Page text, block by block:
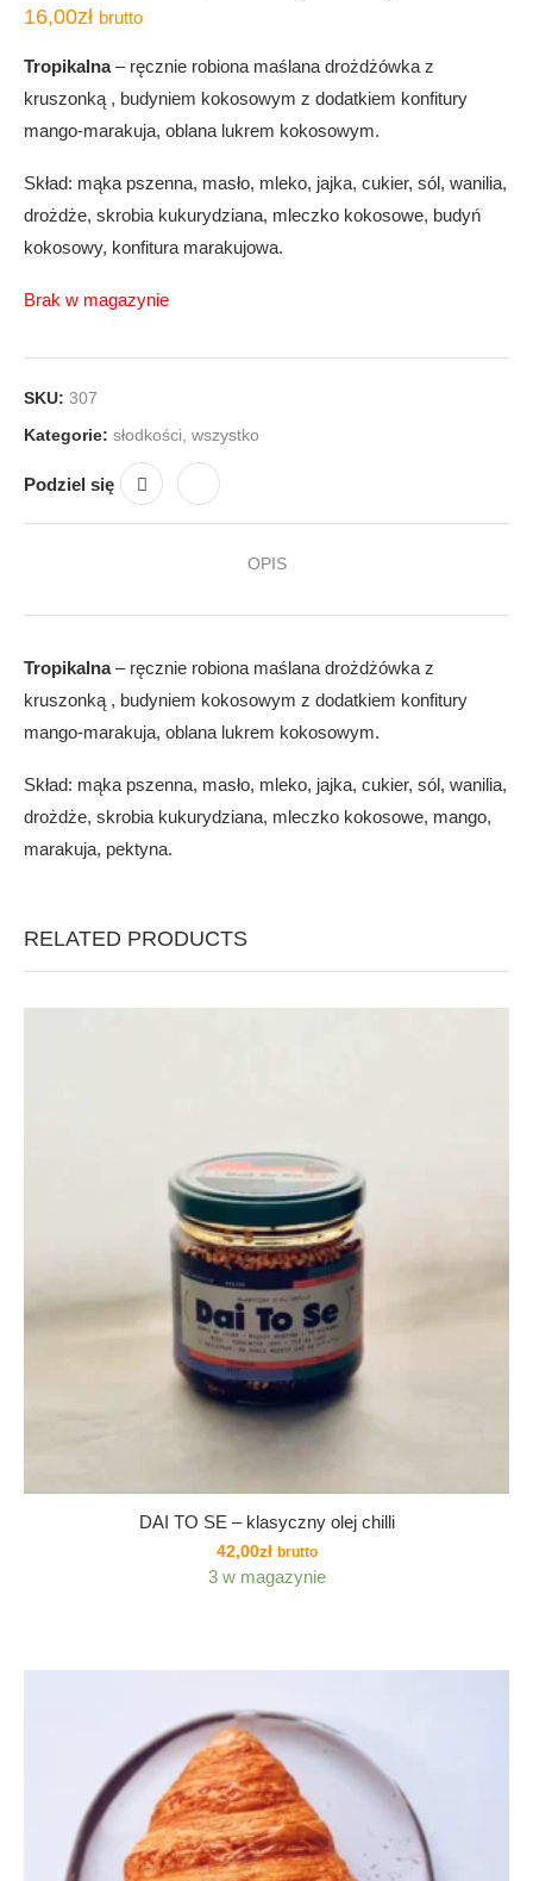
16,00zł brutto
Tropikalna– ręcznie robiona maślana drożdżówka z
kruszonką , budyniem kokosowym z dodatkiem konfitury
mango-marakuja, oblana lukrem kokosowym.
Skład: mąka pszenna, masło, mleko, jajka, cukier, sól, wanilia,
drożdże, skrobia kukurydziana, mleczko kokosowe, budyń
kokosowy, konfitura marakujowa.
Brak w magazynie
SKU: 307
Kategorie: słodkości wszystko
Podziel się
OPIS
Tropikalna– ręcznie robiona maślana drożdżówka z
kruszonką , budyniem kokosowym z dodatkiem konfitury
mango-marakuja, oblana lukrem kokosowym.
Skład: mąka pszenna, masło, mleko, jajka, cukier, sól, wanilia,
drożdże, skrobia kukurydziana, mleczko kokosowe, mango,
marakuja, pektyna.
RELATED PRODUCTS
DAI TO SE – klasyczny olej chilli
42,00zł brutto
3 w magazynie